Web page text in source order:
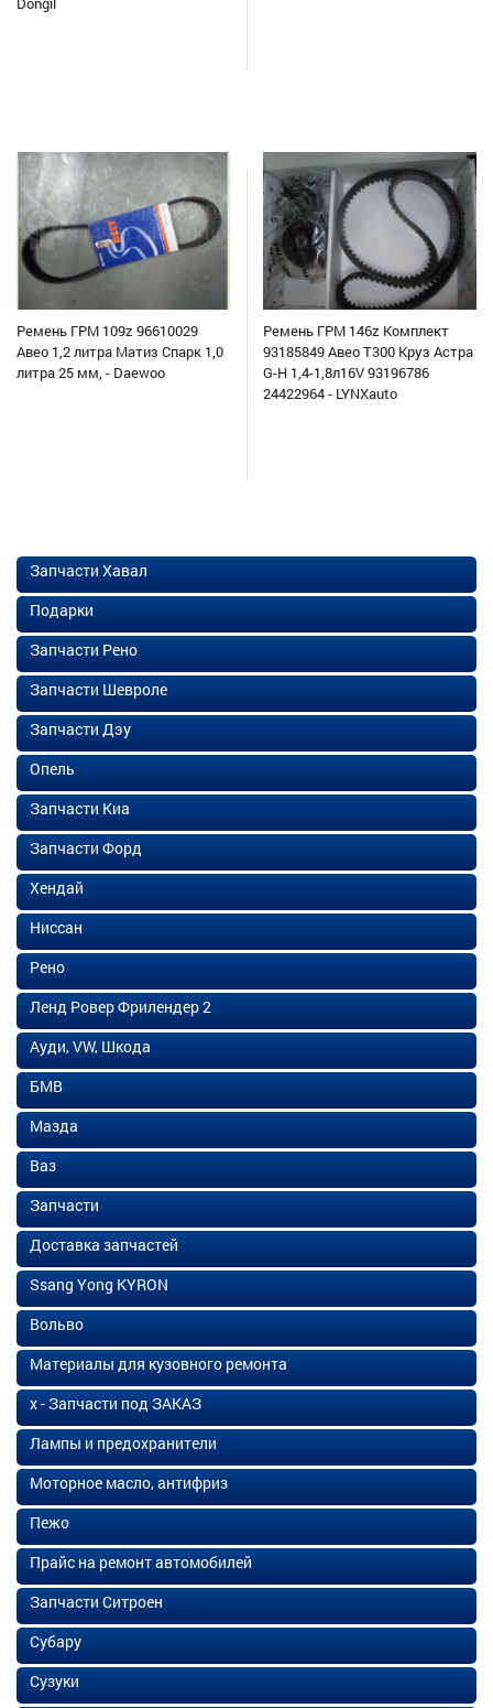
Ремень ГРМ 109z 96610029
Авео 1,2 литра Матиз Спарк 1,0
литра 25 мм, - Daewoo
Ремень ГРМ 146z Комплект
93185849 Авео Т300 Круз Астра
G-H 1,4-1,8л16V 93196786
24422964 - LYNXauto
Запчасти Хавал
Подарки
Запчасти Рено
Запчасти Шевроле
Запчасти Дэу
Опель
Запчасти Киа
Запчасти Форд
Хендай
Ниссан
Рено
Ленд Ровер Фрилендер 2
Ауди, VW, Шкода
БМВ
Мазда
Ваз
Запчасти
Доставка запчастей
Ssang Yong KYRON
Вольво
Материалы для кузовного ремонта
х - Запчасти под ЗАКАЗ
Лампы и предохранители
Моторное масло, антифриз
Пежо
Прайс на ремонт автомобилей
Запчасти Ситроен
Субару
Сузуки